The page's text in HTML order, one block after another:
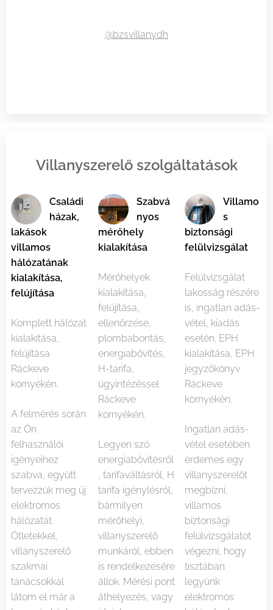
@bzsvillanydh
Villanyszerelő szolgáltatások
Családi
házak,
lakások
villamos
hálózatának
kialakítása,
felújítása
Komplett hálózat
kialakítása,
felújítása
Ráckeve
környékén.
A felmérés során
az Ön
felhasználói
igényeihez
szabva, együtt
tervezzük meg új
elektromos
hálózatát.
Ötletekkel,
villanyszerelő
szakmai
tanácsokkal
látom el már a
Szabvá
nyos
mérőhely
kialakítása
Mérőhelyek
kialakítása,
felújítása,
ellenőrzése,
plombabontás,
energiabővítés,
H-tarifa,
ügyintézéssel
Ráckeve
környékén.
Legyen szó
energiabővítésről
, tarifaváltásról, H
tarifa igénylésről,
bármilyen
mérőhelyi,
villanyszerelő
munkáról, ebben
is rendelkezésére
állok. Mérési pont
áthelyezés, vagy
Villamo
s
biztonsági
felülvizsgálat
Felülvizsgálat
lakosság részére
is, ingatlan adás-
vétel, kiadás
esetén. EPH
kialakítása, EPH
jegyzőkönyv
Ráckeve
környékén.
Ingatlan adás-
vétel esetében
érdemes egy
villanyszerelőt
megbízni,
villamos
biztonsági
felülvizsgálatot
végezni, hogy
tisztában
legyünk
elektromos